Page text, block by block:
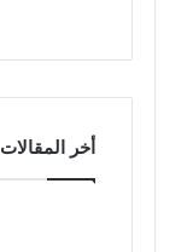
أخر المقالات